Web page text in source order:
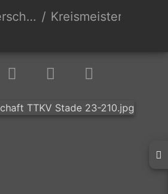
23 Kreismeisterschaft TTKV Stade 23-210